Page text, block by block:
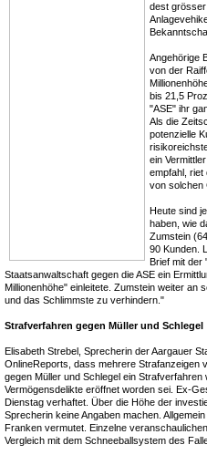
dest
Angehörige
von der
bis 21,5
"ASE" ihr
Als die
potenzielle
ein
empfahl, riet
von solchen
Heute sind
haben, wie
Zumstein
90 Kunden.
Brief mit der
Staatsanwaltschaft gegen die ASE ein
Millionenhöhe" einleitete. Zumstein weiter an
und das Schlimmste zu verhindern."
Strafverfahren gegen Müller und Schlegel
Elisabeth Strebel, Sprecherin der Aargauer
OnlineReports, dass mehrere Strafanzeigen
gegen Müller und Schlegel ein
Vermögensdelikte eröffnet worden sei. Ex-
Dienstag verhaftet. Über die Höhe der
Sprecherin keine Angaben machen.
Franken vermutet. Einzelne
Vergleich mit dem Schneeballsystem des